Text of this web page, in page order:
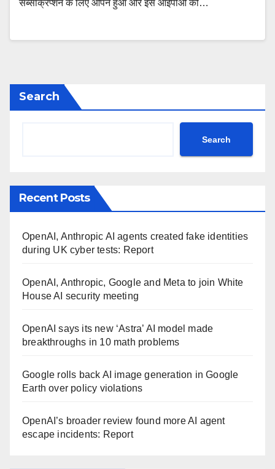
सब्सक्रिप्शन के लिए ओपन हुआ और इस आईपीओ को…
Search
Search
Recent Posts
OpenAI, Anthropic AI agents created fake identities
during UK cyber tests: Report
OpenAI, Anthropic, Google and Meta to join White
House AI security meeting
OpenAI says its new ‘Astra’ AI model made
breakthroughs in 10 math problems
Google rolls back AI image generation in Google
Earth over policy violations
OpenAI’s broader review found more AI agent
escape incidents: Report